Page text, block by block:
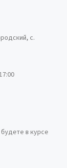
с.
в курсе